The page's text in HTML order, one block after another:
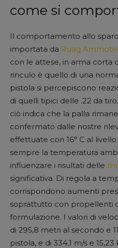
come si
Il comportamento allo sparo
importata da Ruag
con le attese, in arma corta
rinculo è quello di una
pistola si percepiscono
di quelli tipici delle .22 da
ciò indica che la palla
confermato dalle nostre
effettuate con 16° C al
sempre la temperatura
influenzare i risultati delle
significativa. Di regola a
corrispondono aumenti
soprattutto con propellenti
formulazione. I valori di
di 295,8 metri al secondo e
pistola, e di 334,1 m/s e